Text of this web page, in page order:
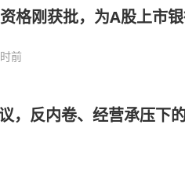
格刚获批，为A股上市
前
，反内卷、经营承压下